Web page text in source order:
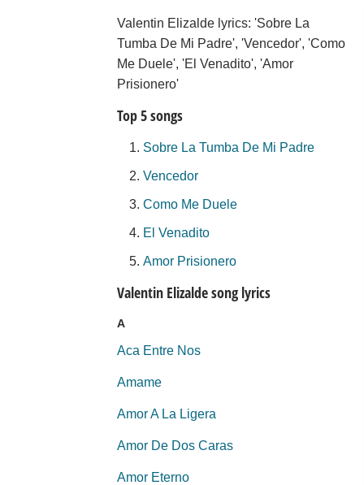
Valentin Elizalde lyrics: 'Sobre La
Tumba De Mi Padre', 'Vencedor', 'Como
Me Duele', 'El Venadito', 'Amor
Prisionero'
Top 5 songs
Sobre La Tumba De Mi Padre
Vencedor
Como Me Duele
El Venadito
Amor Prisionero
Valentin Elizalde song lyrics
A
Aca Entre Nos
Amame
Amor A La Ligera
Amor De Dos Caras
Amor Eterno